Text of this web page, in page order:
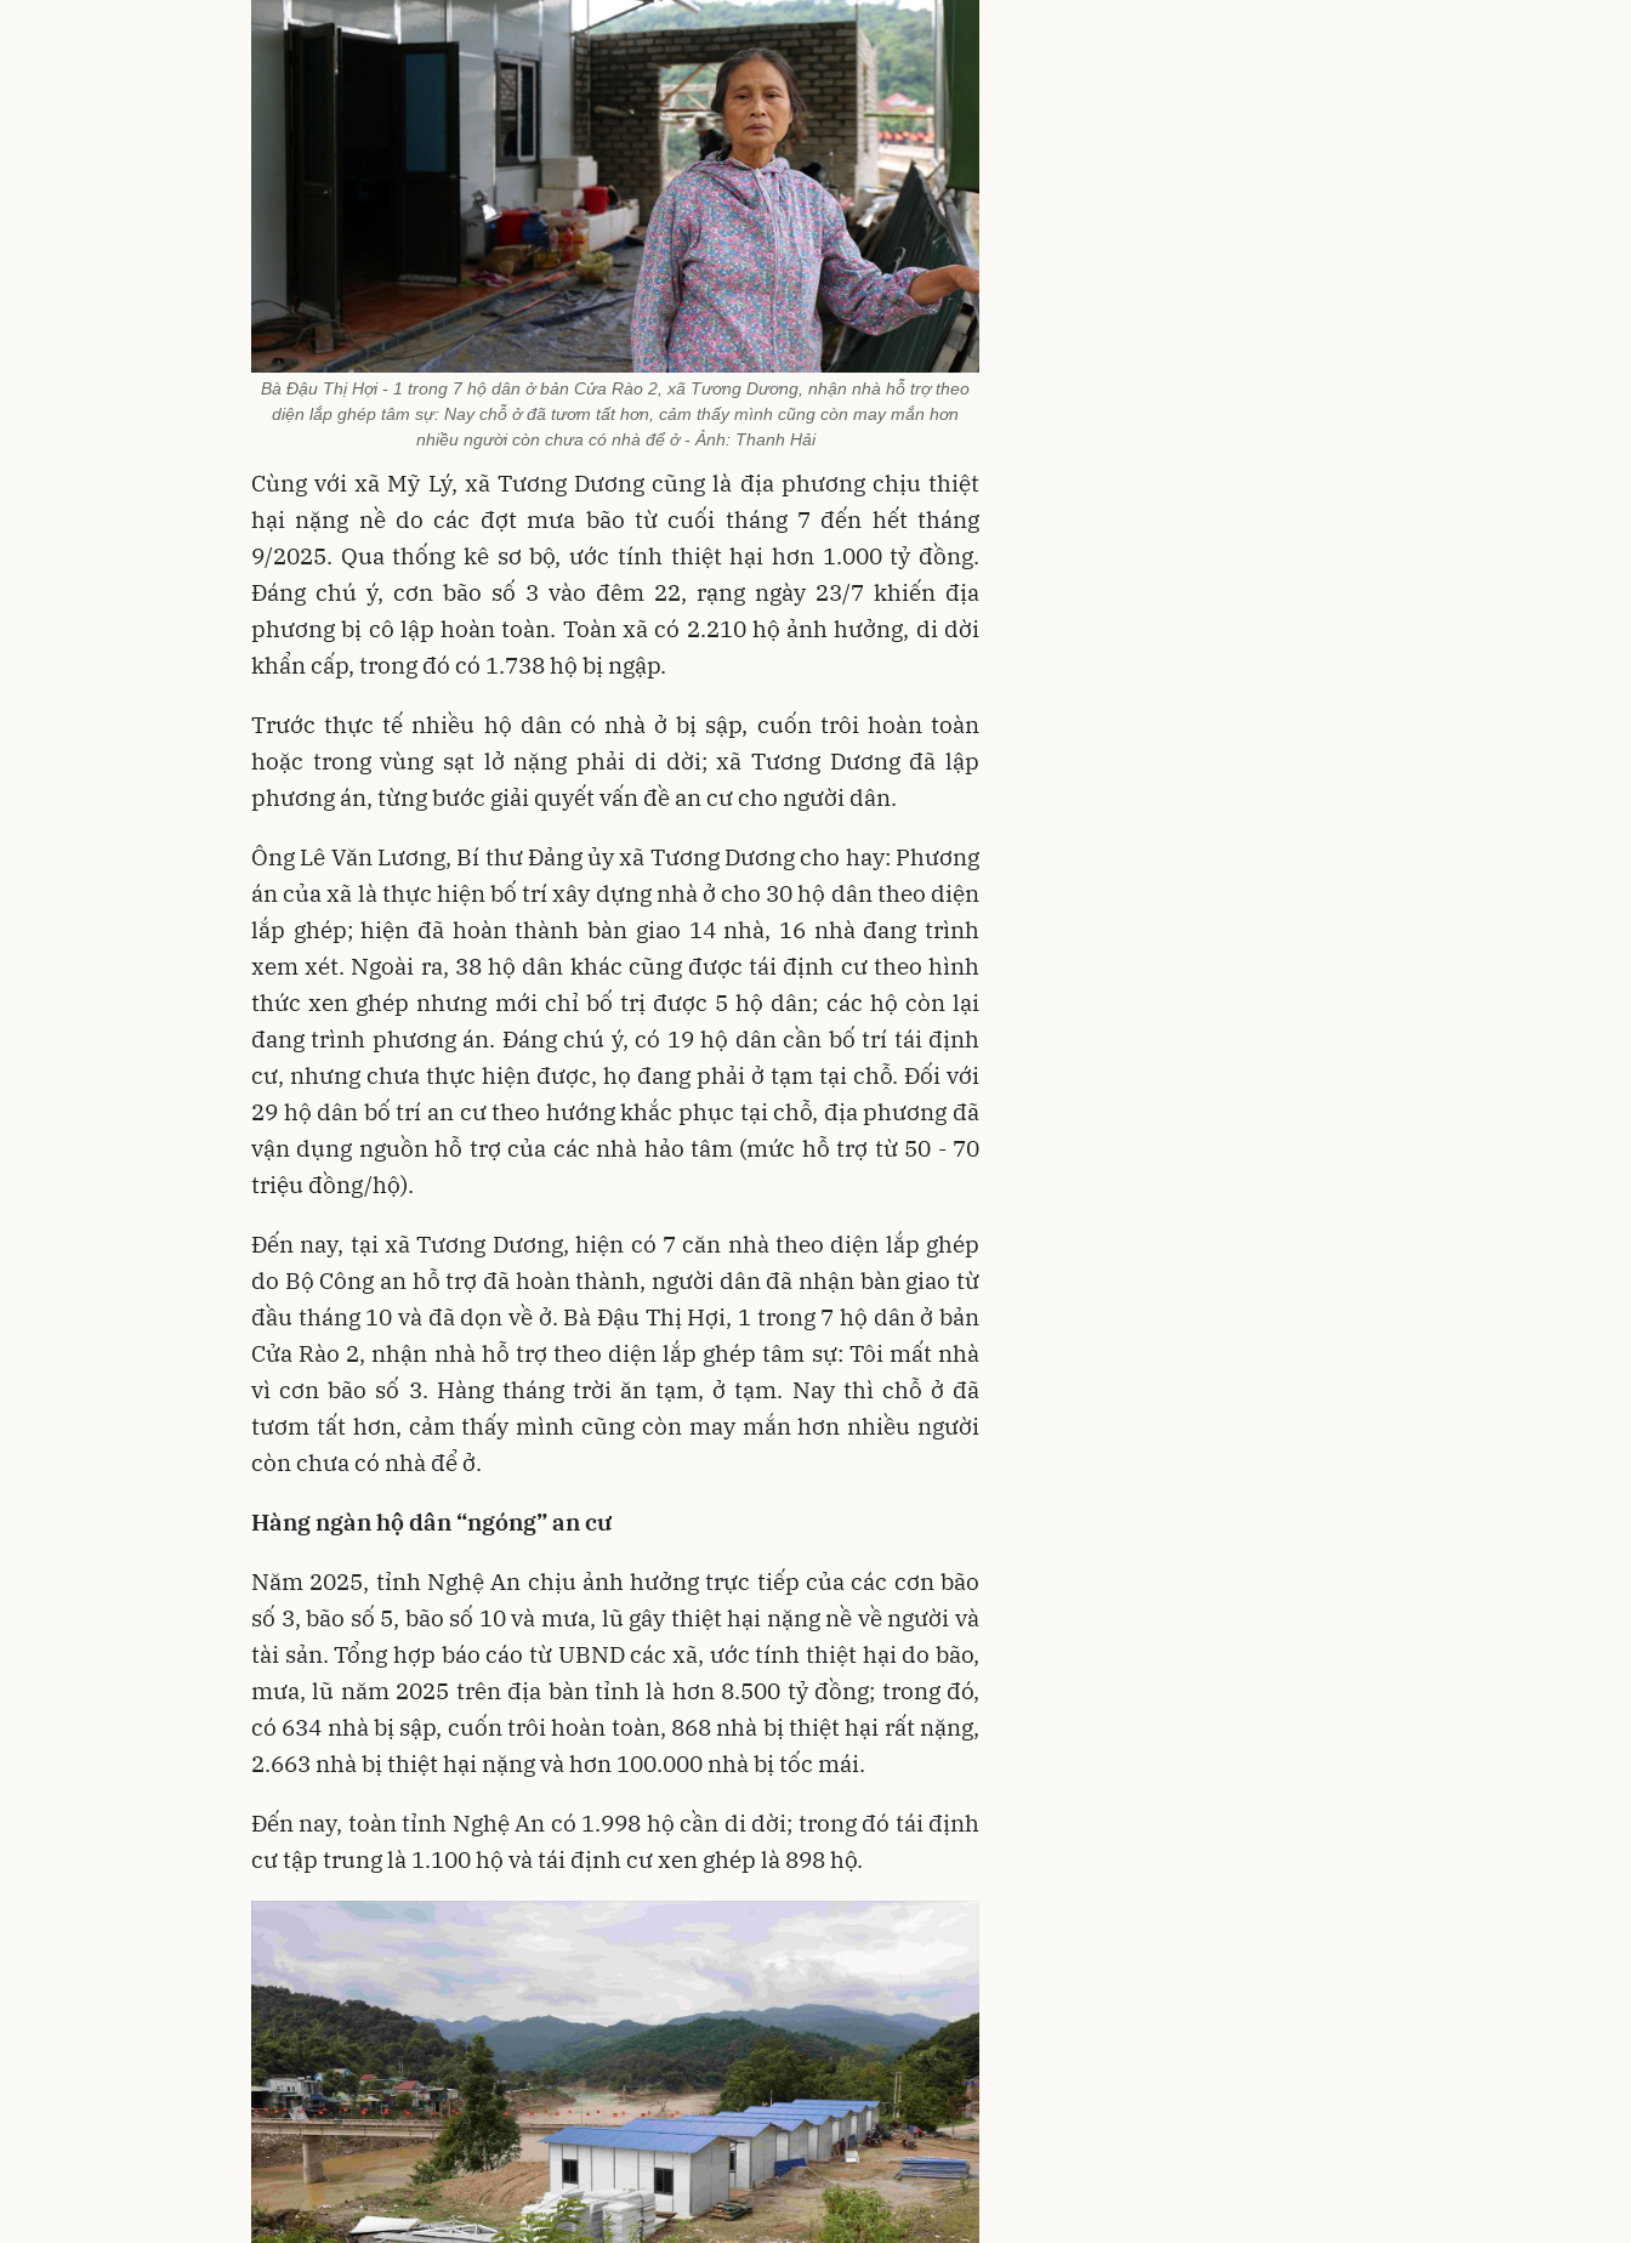
Bà Đậu Thị Hợi - 1 trong 7 hộ dân ở bản Cửa Rào 2, xã Tương Dương, nhận nhà hỗ trợ theo
diện lắp ghép tâm sự: Nay chỗ ở đã tươm tất hơn, cảm thấy mình cũng còn may mắn hơn
nhiều người còn chưa có nhà để ở - Ảnh: Thanh Hải
Cùng với xã Mỹ Lý, xã Tương Dương cũng là địa phương chịu thiệt
hại nặng nề do các đợt mưa bão từ cuối tháng 7 đến hết tháng
9/2025. Qua thống kê sơ bộ, ước tính thiệt hại hơn 1.000 tỷ đồng.
Đáng chú ý, cơn bão số 3 vào đêm 22, rạng ngày 23/7 khiến địa
phương bị cô lập hoàn toàn. Toàn xã có 2.210 hộ ảnh hưởng, di dời
khẩn cấp, trong đó có 1.738 hộ bị ngập.
Trước thực tế nhiều hộ dân có nhà ở bị sập, cuốn trôi hoàn toàn
hoặc trong vùng sạt lở nặng phải di dời; xã Tương Dương đã lập
phương án, từng bước giải quyết vấn đề an cư cho người dân.
Ông Lê Văn Lương, Bí thư Đảng ủy xã Tương Dương cho hay: Phương
án của xã là thực hiện bố trí xây dựng nhà ở cho 30 hộ dân theo diện
lắp ghép; hiện đã hoàn thành bàn giao 14 nhà, 16 nhà đang trình
xem xét. Ngoài ra, 38 hộ dân khác cũng được tái định cư theo hình
thức xen ghép nhưng mới chỉ bố trị được 5 hộ dân; các hộ còn lại
đang trình phương án. Đáng chú ý, có 19 hộ dân cần bố trí tái định
cư, nhưng chưa thực hiện được, họ đang phải ở tạm tại chỗ. Đối với
29 hộ dân bố trí an cư theo hướng khắc phục tại chỗ, địa phương đã
vận dụng nguồn hỗ trợ của các nhà hảo tâm (mức hỗ trợ từ 50 - 70
triệu đồng/hộ).
Đến nay, tại xã Tương Dương, hiện có 7 căn nhà theo diện lắp ghép
do Bộ Công an hỗ trợ đã hoàn thành, người dân đã nhận bàn giao từ
đầu tháng 10 và đã dọn về ở. Bà Đậu Thị Hợi, 1 trong 7 hộ dân ở bản
Cửa Rào 2, nhận nhà hỗ trợ theo diện lắp ghép tâm sự: Tôi mất nhà
vì cơn bão số 3. Hàng tháng trời ăn tạm, ở tạm. Nay thì chỗ ở đã
tươm tất hơn, cảm thấy mình cũng còn may mắn hơn nhiều người
còn chưa có nhà để ở.
Hàng ngàn hộ dân “ngóng” an cư
Năm 2025, tỉnh Nghệ An chịu ảnh hưởng trực tiếp của các cơn bão
số 3, bão số 5, bão số 10 và mưa, lũ gây thiệt hại nặng nề về người và
tài sản. Tổng hợp báo cáo từ UBND các xã, ước tính thiệt hại do bão,
mưa, lũ năm 2025 trên địa bàn tỉnh là hơn 8.500 tỷ đồng; trong đó,
có 634 nhà bị sập, cuốn trôi hoàn toàn, 868 nhà bị thiệt hại rất nặng,
2.663 nhà bị thiệt hại nặng và hơn 100.000 nhà bị tốc mái.
Đến nay, toàn tỉnh Nghệ An có 1.998 hộ cần di dời; trong đó tái định
cư tập trung là 1.100 hộ và tái định cư xen ghép là 898 hộ.